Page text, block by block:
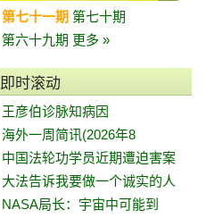
第七十一期 第七十期
第六十九期 更多 »
即时滚动
王彦伯诊脉知病因
海外一周简讯(2026年8
中国法轮功学员近期遭迫害案
大法告诉我要做一个诚实的人
NASA局长：宇宙中可能到